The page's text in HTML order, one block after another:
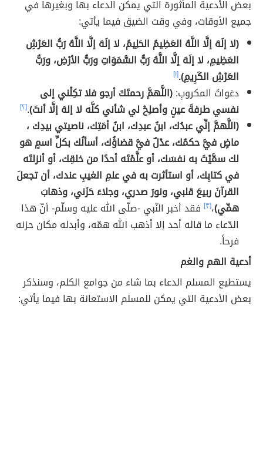
بعض الأدعية المأثورة التي يمكن الدعاء بها وبغيرها في
جميع الأوقات، وفي وقت الضيق فيما يأتي:
(لا إلَهَ إلَّا اللَّهُ العَظِيمُ الحَلِيمُ، لا إلَهَ إلَّا اللَّهُ رَبُّ العَرْشِ
العَظِيمِ، لا إلَهَ إلَّا اللَّهُ رَبُّ السَّمَوَاتِ ورَبُّ الأرْضِ، ورَبُّ
العَرْشِ الكَرِيمِ).[١]
دعَواتُ المكروبِ:(اللَّهمَّ رحمتَكَ أرجو فلا تكِلْني إلى
نفسي طرفةَ عينٍ وأصلِحْ لي شأني كلَّه لا إلهَ إلَّا أنتَ).[٢]
(اللَّهمَّ إنِّي عبدُك، ابنُ عبدِك، ابنُ أمَتِك، ناصيتي بيدِك ،
ماضٍ فيَّ حكمُك، عدْلٌ فيَّ قضاؤُك، أسألُك بكلِّ اسمٍ هو
لك سمَّيْتَ به نفسَك، أو علَّمْتَه أحدًا من خلقِك، أو أنزلتَه
في كتابِك، أو استأثرت به في علمِ الغيبِ عندك، أن تجعلَ
القرآنَ ربيعَ قلبي، ونورَ صدري، وجلاءَ حَزَني، وذهابَ
همِّي)،[٣] فقد أخبر النّبي -صلّى الله عليه وسلّم- أنّ هذا
الدّعاء ما قاله أحد إلا أذهب الله همّه، وأبدله مكان حزنه
فرحاً.
أدعية الهم والغم
يستطيع المسلم الدعاء بما شاء من جوامع الكلم، وسنذكر
بعض الأدعية التي يمكن للمسلم الاستعانة بها فيما يأتي: